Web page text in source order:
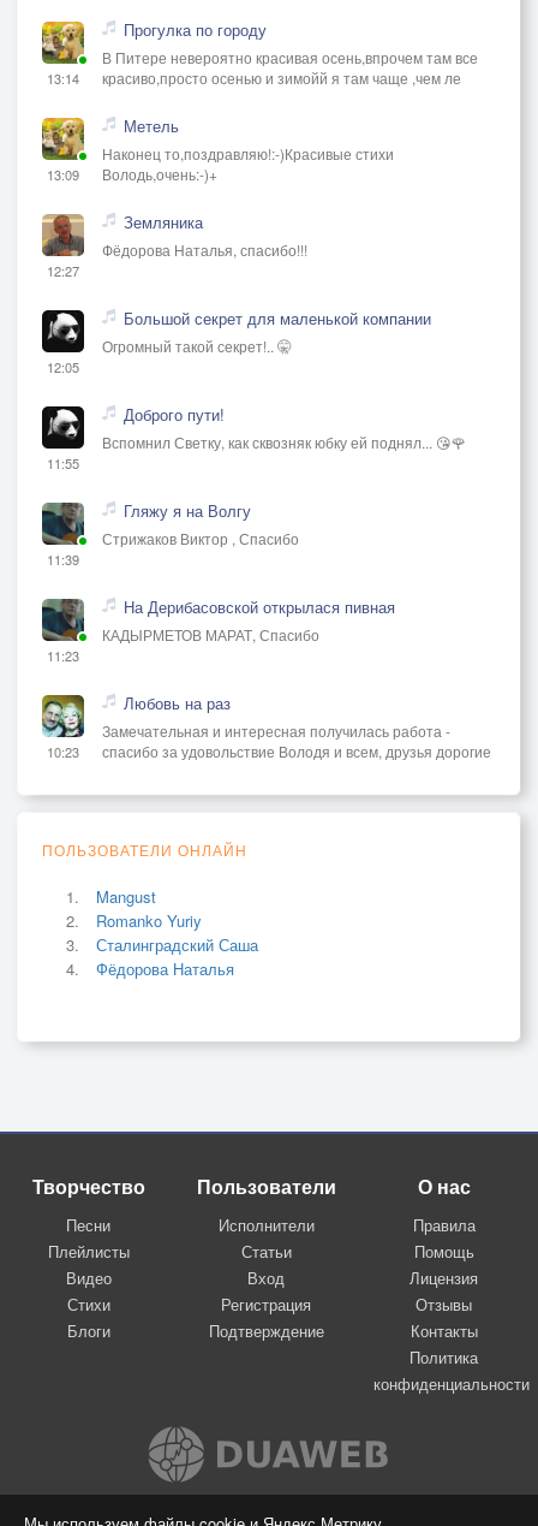
13:14
Прогулка по городу
В Питере невероятно красивая осень,впрочем там все
красиво,просто осенью и зимойй я там чаще ,чем ле
13:09
Метель
Наконец то,поздравляю!:-)Красивые стихи
Володь,очень:-)+
12:27
Земляника
Фёдорова Наталья, спасибо!!!
12:05
Большой секрет для маленькой компании
Огромный такой секрет!.. 🤫
11:55
Доброго пути!
Вспомнил Светку, как сквозняк юбку ей поднял... 😘🌹
11:39
Гляжу я на Волгу
Стрижаков Виктор , Спасибо
11:23
На Дерибасовской открылася пивная
КАДЫРМЕТОВ МАРАТ, Спасибо
10:23
Любовь на раз
Замечательная и интересная получилась работа -
спасибо за удовольствие Володя и всем, друзья дорогие
ПОЛЬЗОВАТЕЛИ ОНЛАЙН
Mangust
Romanko Yuriy
Сталинградский Саша
Фёдорова Наталья
Творчество
Песни
Плейлисты
Видео
Стихи
Блоги
Пользователи
Исполнители
Статьи
Вход
Регистрация
Подтверждение
О нас
Правила
Помощь
Лицензия
Отзывы
Контакты
Политика
конфиденциальности
Вконтакте